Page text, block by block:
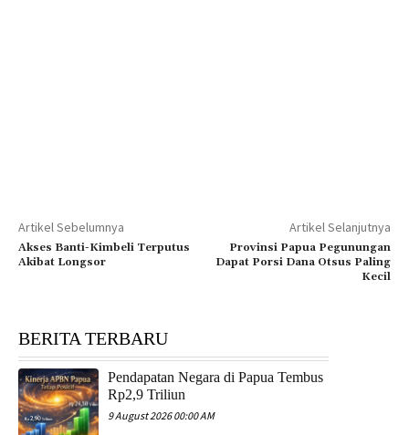
Artikel Sebelumnya
Akses Banti-Kimbeli Terputus
Akibat Longsor
Artikel Selanjutnya
Provinsi Papua Pegunungan
Dapat Porsi Dana Otsus Paling
Kecil
BERITA TERBARU
Pendapatan Negara di Papua Tembus
Rp2,9 Triliun
9 August 2026 00:00 AM